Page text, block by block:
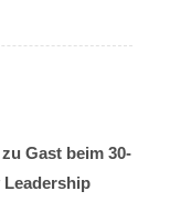
Gast beim 30-